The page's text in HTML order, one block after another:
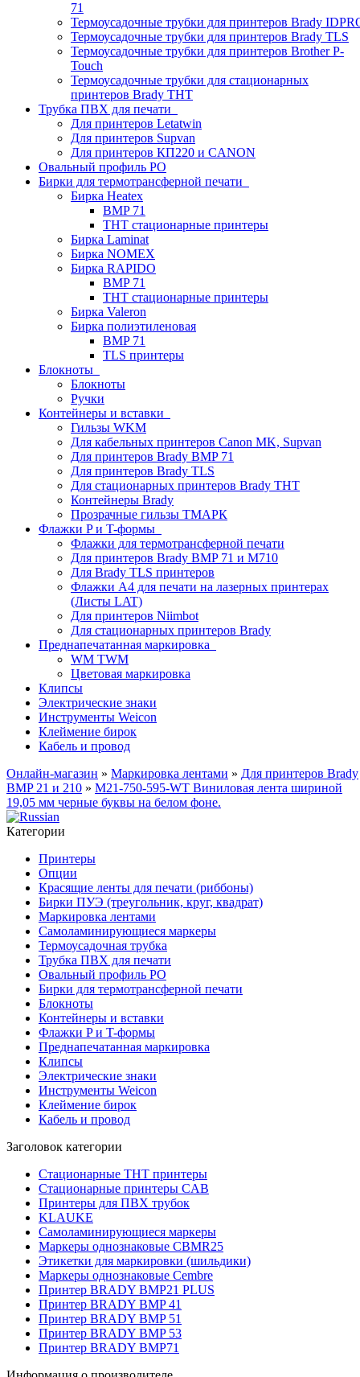
71
Термоусадочные трубки для принтеров Brady
Термоусадочные трубки для принтеров Brady TLS
Термоусадочные трубки для принтеров Brother P-
Touch
Термоусадочные трубки для стационарных
принтеров Brady THT
Трубка ПВХ для печати
Для принтеров Letatwin
Для принтеров Supvan
Для принтеров КП220 и CANON
Овальный профиль PO
Бирки для термотрансферной печати
Бирка Heatex
BMP 71
THT стационарные принтеры
Бирка Laminat
Бирка NOMEX
Бирка RAPIDO
BMP 71
THT стационарные принтеры
Бирка Valeron
Бирка полиэтиленовая
BMP 71
TLS принтеры
Блокноты
Блокноты
Ручки
Контейнеры и вставки
Гильзы WKM
Для кабельных принтеров Canon MK, Supvan
Для принтеров Brady BMP 71
Для принтеров Brady TLS
Для стационарных принтеров Brady THT
Контейнеры Brady
Прозрачные гильзы ТМАРК
Флажки P и T-формы
Флажки для термотрансферной печати
Для принтеров Brady BMP 71 и M710
Для Brady TLS принтеров
Флажки A4 для печати на лазерных принтерах
(Листы LAT)
Для принтеров Niimbot
Для стационарных принтеров Brady
Преднапечатанная маркировка
WM TWM
Цветовая маркировка
Клипсы
Электрические знаки
Инструменты Weicon
Клеймение бирок
Кабель и провод
Онлайн-магазин » Маркировка лентами » Для принтеров Brady
BMP 21 и 210 » M21-750-595-WT Виниловая лента шириной
19,05 мм черные буквы на белом фоне.
Категории
Принтеры
Опции
Красящие ленты для печати (риббоны)
Бирки ПУЭ (треугольник, круг, квадрат)
Маркировка лентами
Самоламинирующиеся маркеры
Термоусадочная трубка
Трубка ПВХ для печати
Овальный профиль PO
Бирки для термотрансферной печати
Блокноты
Контейнеры и вставки
Флажки P и T-формы
Преднапечатанная маркировка
Клипсы
Электрические знаки
Инструменты Weicon
Клеймение бирок
Кабель и провод
Заголовок категории
Стационарные THT принтеры
Стационарные принтеры CAB
Принтеры для ПВХ трубок
KLAUKE
Самоламинирующиеся маркеры
Маркеры однознаковые CBMR25
Этикетки для маркировки (шильдики)
Маркеры однознаковые Cembre
Принтер BRADY BMP21 PLUS
Принтер BRADY BMP 41
Принтер BRADY BMP 51
Принтер BRADY BMP 53
Принтер BRADY BMP71